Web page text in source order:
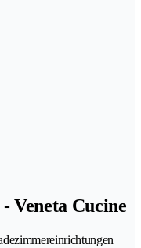
Veneta Cucine